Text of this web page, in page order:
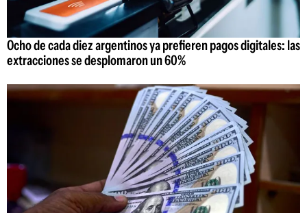
Ocho de cada diez argentinos ya prefieren pagos digitales: las
extracciones se desplomaron un 60%